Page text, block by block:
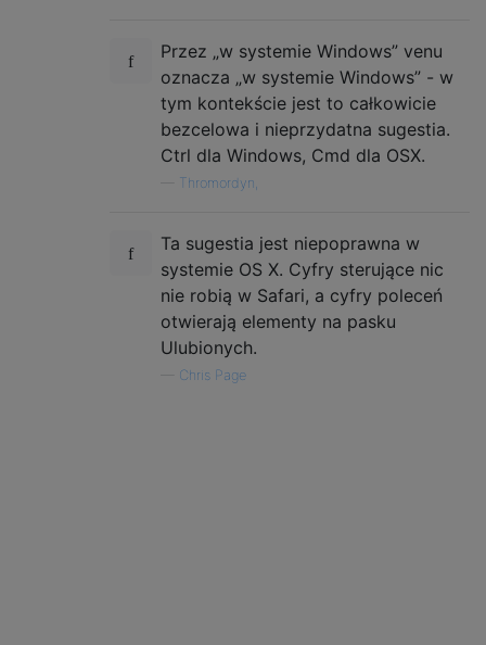
Przez „w systemie Windows” venu
oznacza „w systemie Windows” - w
tym kontekście jest to całkowicie
bezcelowa i nieprzydatna sugestia.
Ctrl dla Windows, Cmd dla OSX.
Thromordyn,
Ta sugestia jest niepoprawna w
systemie OS X. Cyfry sterujące nic
nie robią w Safari, a cyfry poleceń
otwierają elementy na pasku
Ulubionych.
Chris Page